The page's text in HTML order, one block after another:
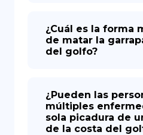
¿Cuál es la forma
de matar la
del golfo?
¿Pueden las
múltiples
sola picadura de
de la costa del